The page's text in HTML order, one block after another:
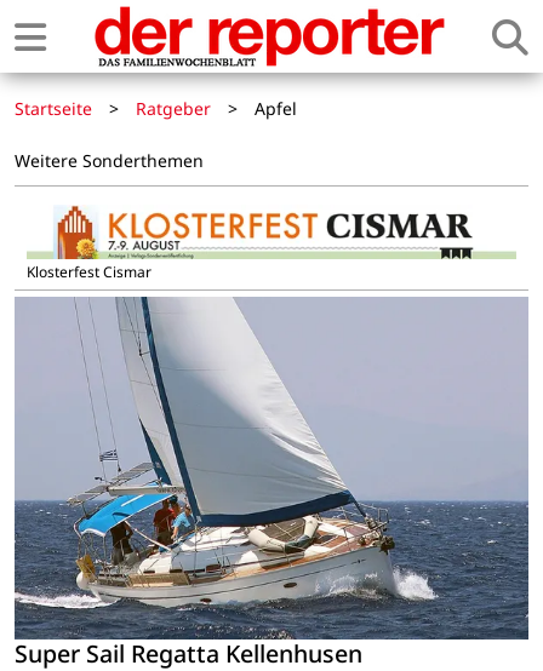
Startseite > Ratgeber > Apfel
Weitere Sonderthemen
Klosterfest Cismar
Super Sail Regatta Kellenhusen